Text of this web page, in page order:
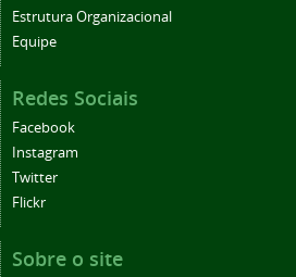
Estrutura Organizacional
Equipe
Redes Sociais
Facebook
Instagram
Twitter
Flickr
Sobre o site